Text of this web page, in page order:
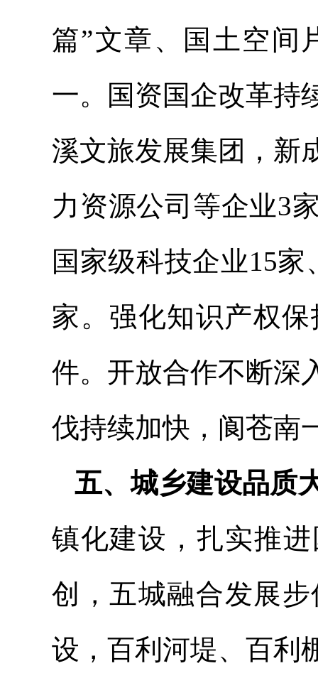
篇”文章、国土空间
一。国资国企改革持
溪文旅发展集团，新
力资源公司等企业3
国家级科技企业15
家。强化知识产权
件。开放合作不断深
伐持续加快，阆苍南
五、城乡建设品质
镇化建设，扎实推
创，五城融合发展
设，百利河堤、百利